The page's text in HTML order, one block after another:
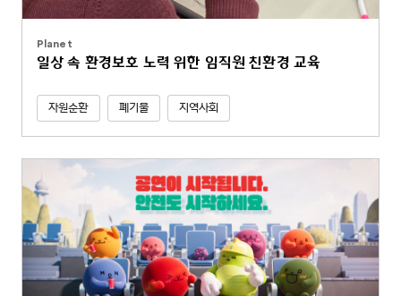
Planet
일상 속 환경보호 노력 위한 임직원 친환경 교육
자원순환 폐기물 지역사회